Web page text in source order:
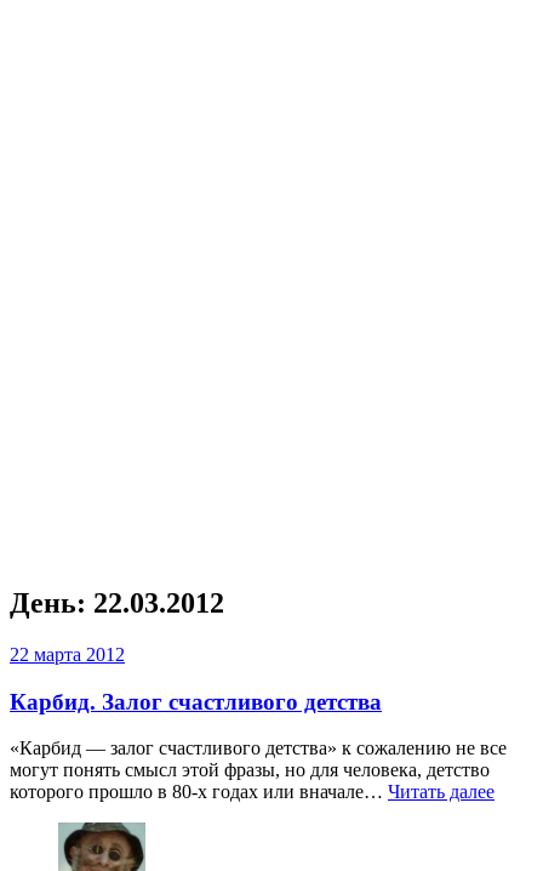
День: 22.03.2012
22 марта 2012
Карбид. Залог счастливого детства
«Карбид — залог счастливого детства» к сожалению не все
могут понять смысл этой фразы, но для человека, детство
которого прошло в 80-х годах или вначале… Читать далее